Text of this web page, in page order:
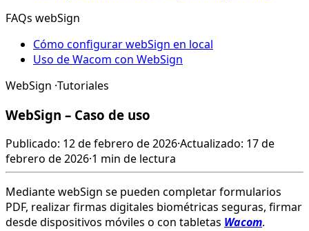
FAQs webSign
Cómo configurar webSign en local
Uso de Wacom con WebSign
WebSign ·Tutoriales
WebSign – Caso de uso
Publicado: 12 de febrero de 2026·Actualizado: 17 de
febrero de 2026·1 min de lectura
Mediante webSign se pueden completar formularios
PDF, realizar firmas digitales biométricas seguras, firmar
desde dispositivos móviles o con tabletas Wacom.